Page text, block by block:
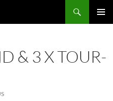
& 3 X TOUR-